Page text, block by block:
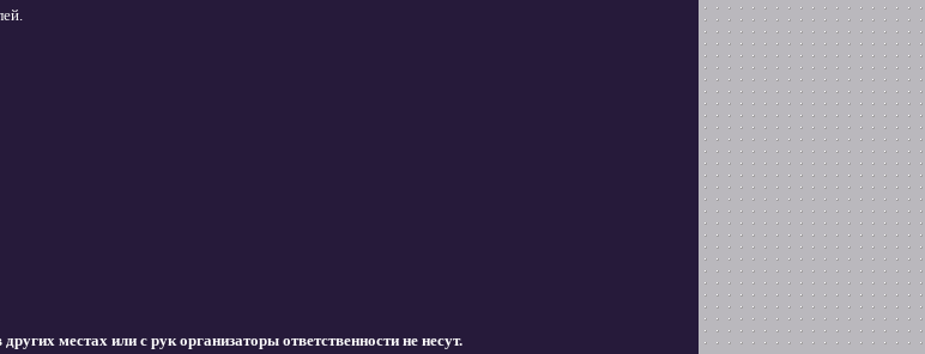
местах или с рук организаторы ответственности не несут.